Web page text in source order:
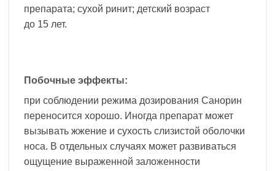
препарата; сухой ринит; детский возраст
до 15 лет.
Побочные эффекты:
при соблюдении режима дозирования Санорин
переносится хорошо. Иногда препарат может
вызывать жжение и сухость слизистой оболочки
носа. В отдельных случаях может развиваться
ощущение выраженной заложенности